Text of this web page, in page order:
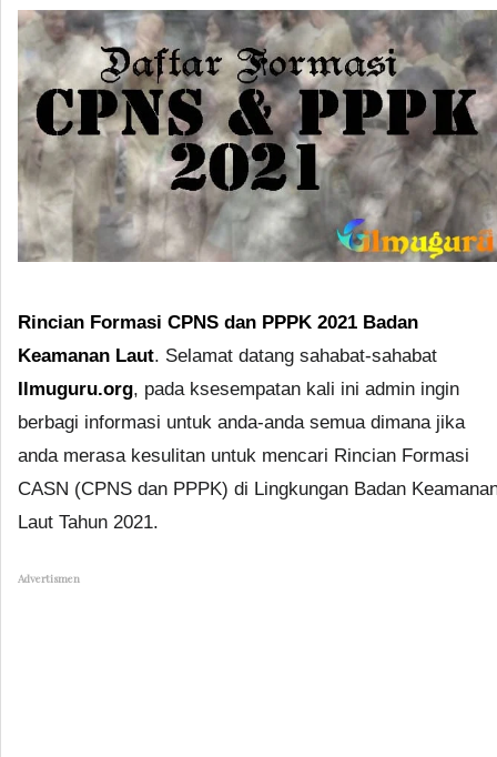
Rincian Formasi CPNS dan PPPK 2021 Badan
Keamanan Laut. Selamat datang sahabat-sahabat
Ilmuguru.org, pada ksesempatan kali ini admin ingin
berbagi informasi untuk anda-anda semua dimana jika
anda merasa kesulitan untuk mencari Rincian Formasi
CASN (CPNS dan PPPK) di Lingkungan Badan
Laut Tahun 2021.
Advertismen